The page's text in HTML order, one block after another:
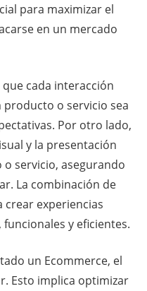
para maximizar el
en un mercado
que cada interacción
o servicio sea
Por otro lado,
y la presentación
servicio, asegurando
La combinación de
crear experiencias
y eficientes.
un Ecommerce, el
Esto implica optimizar